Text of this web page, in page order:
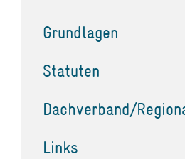
Grundlagen
Statuten
Dachverband/
Links